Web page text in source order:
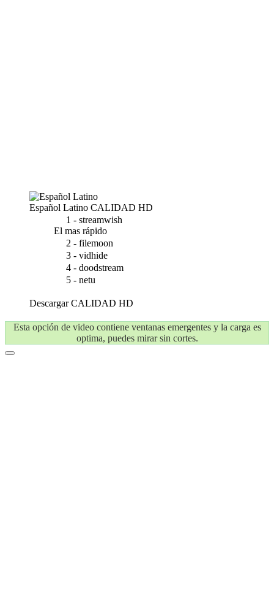
Español Latino CALIDAD HD
1 - streamwish
El mas rápido
2 - filemoon
3 - vidhide
4 - doodstream
5 - netu
DescargarCALIDAD HD
Esta opción de video contiene ventanas emergentes y la carga es
optima, puedes mirar sin cortes.